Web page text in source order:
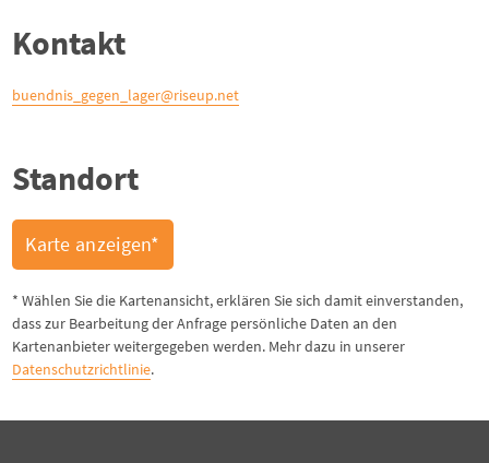
Kontakt
buendnis_gegen_lager@riseup.net
Standort
Karte anzeigen*
* Wählen Sie die Kartenansicht, erklären Sie sich damit einverstanden,
dass zur Bearbeitung der Anfrage persönliche Daten an den
Kartenanbieter weitergegeben werden. Mehr dazu in unserer
Datenschutzrichtlinie.